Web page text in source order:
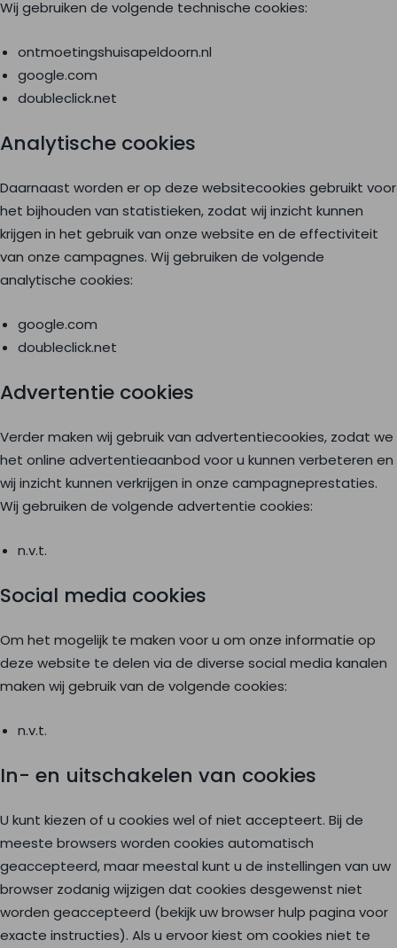
Wij gebruiken de volgende technische cookies:
ontmoetingshuisapeldoorn.nl
google.com
doubleclick.net
Analytische cookies
Daarnaast worden er op deze websitecookies gebruikt voor
het bijhouden van statistieken, zodat wij inzicht kunnen
krijgen in het gebruik van onze website en de effectiviteit
van onze campagnes. Wij gebruiken de volgende
analytische cookies:
google.com
doubleclick.net
Advertentie cookies
Verder maken wij gebruik van advertentiecookies, zodat we
het online advertentieaanbod voor u kunnen verbeteren en
wij inzicht kunnen verkrijgen in onze campagneprestaties.
Wij gebruiken de volgende advertentie cookies:
n.v.t.
Social media cookies
Om het mogelijk te maken voor u om onze informatie op
deze website te delen via de diverse social media kanalen
maken wij gebruik van de volgende cookies:
n.v.t.
In- en uitschakelen van cookies
U kunt kiezen of u cookies wel of niet accepteert. Bij de
meeste browsers worden cookies automatisch
geaccepteerd, maar meestal kunt u de instellingen van uw
browser zodanig wijzigen dat cookies desgewenst niet
worden geaccepteerd (bekijk uw browser hulp pagina voor
exacte instructies). Als u ervoor kiest om cookies niet te